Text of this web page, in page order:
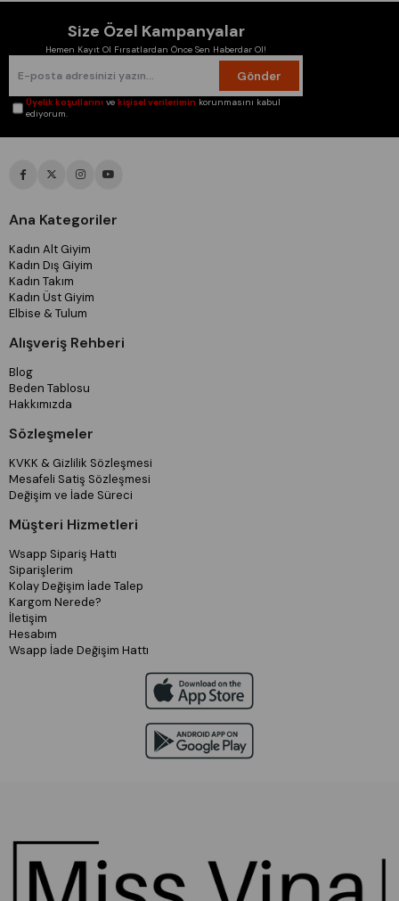
Size Özel Kampanyalar
Hemen Kayıt Ol Fırsatlardan Önce Sen Haberdar Ol!
Gönder
Üyelik koşullarını vekişisel verilerimin korunmasını kabul
ediyorum.
Ana Kategoriler
Kadın Alt Giyim
Kadın Dış Giyim
Kadın Takım
Kadın Üst Giyim
Elbise & Tulum
Alışveriş Rehberi
Blog
Beden Tablosu
Hakkımızda
Sözleşmeler
KVKK & Gizlilik Sözleşmesi
Mesafeli Satiş Sözleşmesi
Değişim ve İade Süreci
Müşteri Hizmetleri
Wsapp Sipariş Hattı
Siparişlerim
Kolay Değişim İade Talep
Kargom Nerede?
İletişim
Hesabım
Wsapp İade Değişim Hattı